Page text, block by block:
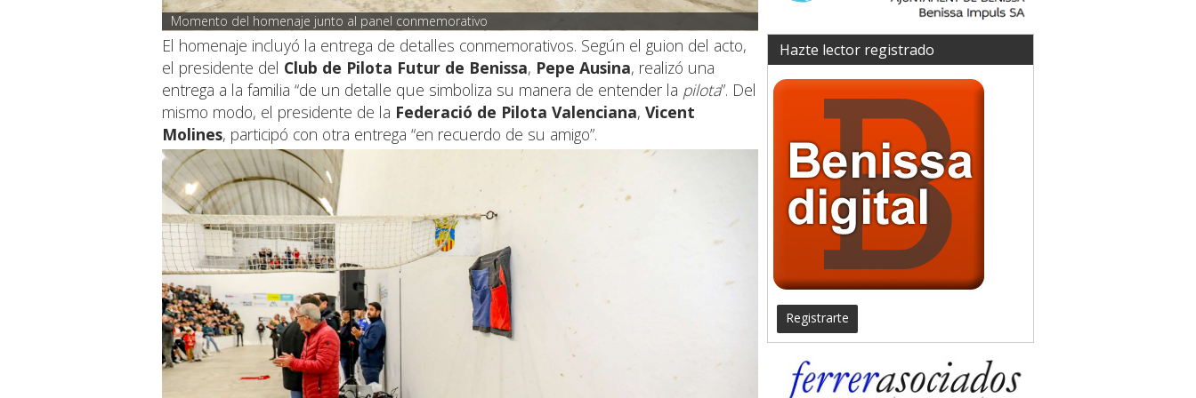
Momento del homenaje junto al panel conmemorativo
El homenaje incluyó la entrega de detalles conmemorativos. Según el guion del acto,
el presidente del Club de Pilota Futur de Benissa, Pepe Ausina, realizó una
entrega a la familia “de un detalle que simboliza su manera de entender la pilota”. Del
mismo modo, el presidente de la Federació de Pilota Valenciana, Vicent
Molines, participó con otra entrega “en recuerdo de su amigo”.
Hazte lector registrado
Registrarte